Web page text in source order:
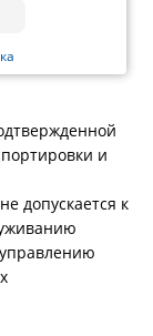
и
допускается к